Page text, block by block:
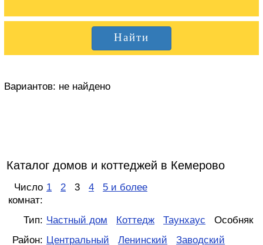
Вариантов: не найдено
Каталог домов и коттеджей в Кемерово
Число
комнат:
1 2 3 4 5 и более
Тип: Частный дом Коттедж Таунхаус
Особняк
Район: Центральный Ленинский Заводский